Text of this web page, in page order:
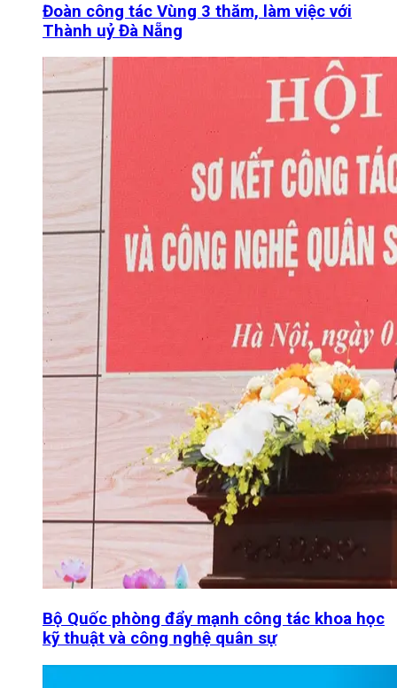
Đoàn công tác Vùng 3 thăm, làm việc với
Thành uỷ Đà Nẵng
Bộ Quốc phòng đẩy mạnh công tác khoa học
kỹ thuật và công nghệ quân sự